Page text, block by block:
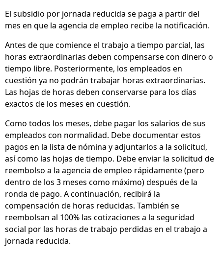
El subsidio por jornada reducida se paga a partir del
mes en que la agencia de empleo recibe la notificación.
Antes de que comience el trabajo a tiempo parcial, las
horas extraordinarias deben compensarse con dinero o
tiempo libre. Posteriormente, los empleados en
cuestión ya no podrán trabajar horas extraordinarias.
Las hojas de horas deben conservarse para los días
exactos de los meses en cuestión.
Como todos los meses, debe pagar los salarios de sus
empleados con normalidad. Debe documentar estos
pagos en la lista de nómina y adjuntarlos a la solicitud,
así como las hojas de tiempo. Debe enviar la solicitud de
reembolso a la agencia de empleo rápidamente (pero
dentro de los 3 meses como máximo) después de la
ronda de pago. A continuación, recibirá la
compensación de horas reducidas. También se
reembolsan al 100% las cotizaciones a la seguridad
social por las horas de trabajo perdidas en el trabajo a
jornada reducida.